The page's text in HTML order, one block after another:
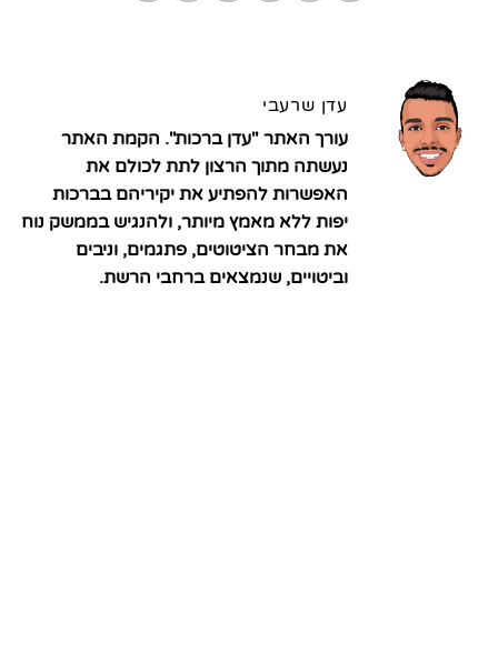
עדן שרעבי
עורך האתר "עדן ברכות". הקמת האתר
נעשתה מתוך הרצון לתת לכולם את
האפשרות להפתיע את יקיריהם בברכות
יפות ללא מאמץ מיותר, ולהנגיש בממשק נוח
את מבחר הציטוטים, פתגמים, וניבים
וביטויים, שנמצאים ברחבי הרשת.